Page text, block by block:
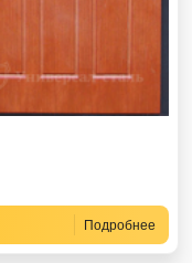
Подробнее